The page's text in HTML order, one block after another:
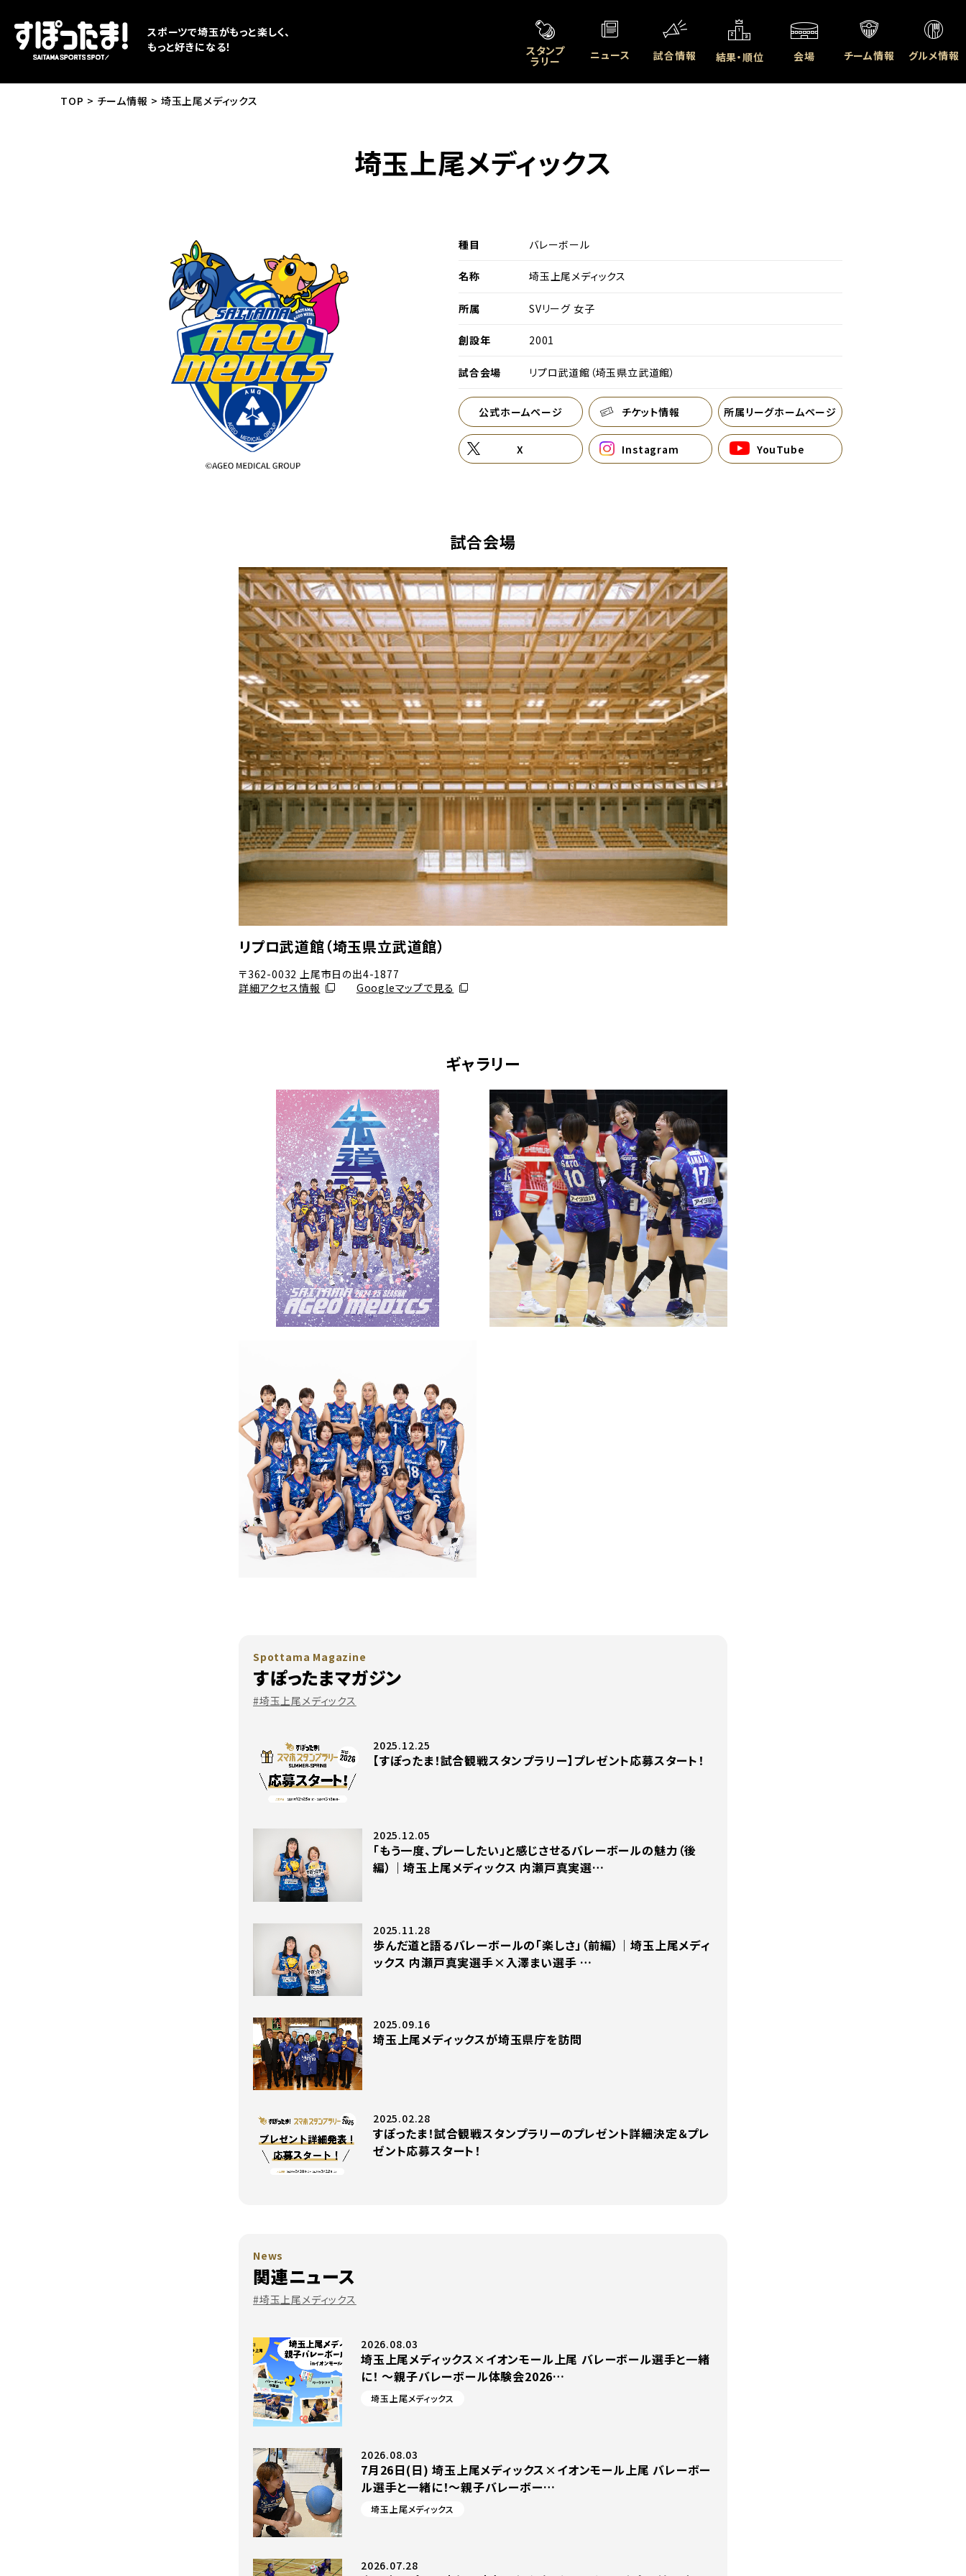
スポーツで埼玉がもっと楽しく、
もっと好きになる！
スタンプ
ラリー ニュース 試合情報 結果・順位 会場 チーム情報 グルメ情報
TOP チーム情報 埼玉上尾メディックス
埼玉上尾メディックス
種目 バレーボール
名称 埼玉上尾メディックス
所属 SVリーグ 女子別ウィンドウで開く
創設年 2001
試合会場 リプロ武道館（埼玉県立武道館）
公式ホームページ別ウィンドウで開く チケット情報別ウィンドウで開く所属リーグホームページ
別ウィンドウで開く
X別ウィンドウで開く Instagram別ウィンドウで開く YouTube別ウィンドウで開く
試合会場
リプロ武道館（埼玉県立武道館）
〒362-0032 上尾市日の出4-1877
詳細アクセス情報
Googleマップで見る 別ウィンドウで開く
ギャラリー
Spottama Magazine
すぽったまマガジン
#埼玉上尾メディックス
2025.12.25
【すぽったま！試合観戦スタンプラリー】プレゼント応募スタート！
2025.12.05
「もう一度、プレーしたい」と感じさせるバレーボールの魅力（後
編）｜埼玉上尾メディックス 内瀬戸真実選…
2025.11.28
歩んだ道と語るバレーボールの「楽しさ」（前編）｜埼玉上尾メディ
ックス 内瀬戸真実選手×入澤まい選手 …
2025.09.16
埼玉上尾メディックスが埼玉県庁を訪問
2025.02.28
すぽったま！試合観戦スタンプラリーのプレゼント詳細決定＆プレ
ゼント応募スタート！
News
関連ニュース
#埼玉上尾メディックス
2026.08.03
埼玉上尾メディックス×イオンモール上尾 バレーボール選手と一緒
に！ ～親子バレーボール体験会2026…
埼玉上尾メディックス
2026.08.03
7月26日(日) 埼玉上尾メディックス×イオンモール上尾 バレーボー
ル選手と一緒に！～親子バレーボー…
埼玉上尾メディックス
2026.07.28